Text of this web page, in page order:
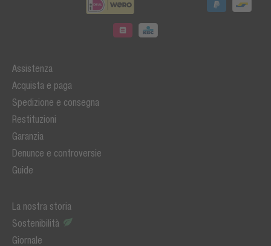
Assistenza
Acquista e paga
Spedizione e consegna
Restituzioni
Garanzia
Denunce e controversie
Guide
La nostra storia
Sostenibilità
Giornale